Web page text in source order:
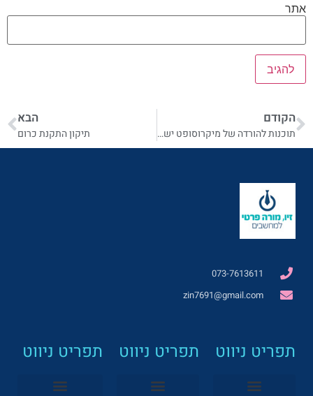
אתר
הקודם
תוכנות להורדה של מיקרוסופט ישראל
הבא
תיקון התקנת כרום
073-7613611
zin7691@gmail.com
תפריט ניווט תפריט ניווט תפריט ניווט